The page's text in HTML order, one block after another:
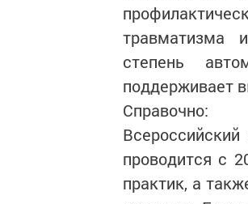
травматизма
степень
поддерживает
Справочно:
проводится с
практик, а